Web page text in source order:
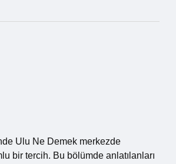
Ulu Ne Demek merkezde
bir tercih. Bu bölümde anlatılanları